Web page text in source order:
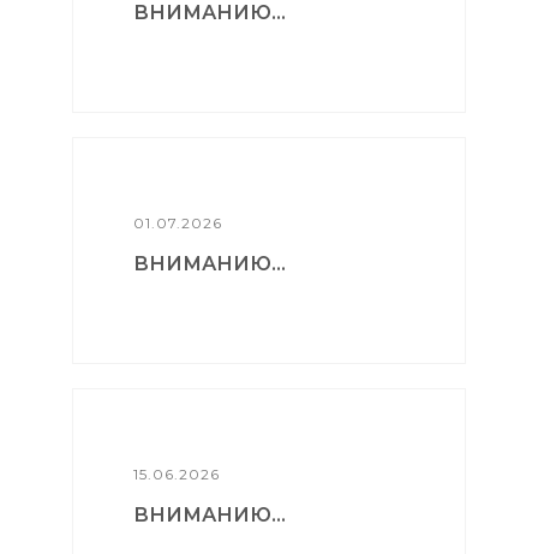
ВНИМАНИЮ...
01.07.2026
ВНИМАНИЮ...
15.06.2026
ВНИМАНИЮ...